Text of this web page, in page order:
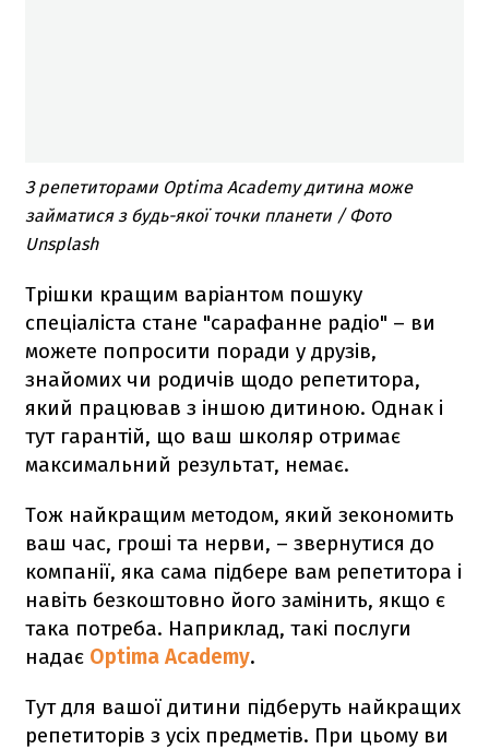
З репетиторами Optima Academy дитина може
займатися з будь-якої точки планети / Фото
Unsplash
Трішки кращим варіантом пошуку
спеціаліста стане "сарафанне радіо" – ви
можете попросити поради у друзів,
знайомих чи родичів щодо репетитора,
який працював з іншою дитиною. Однак і
тут гарантій, що ваш школяр отримає
максимальний результат, немає.
Тож найкращим методом, який зекономить
ваш час, гроші та нерви, – звернутися до
компанії, яка сама підбере вам репетитора і
навіть безкоштовно його замінить, якщо є
така потреба. Наприклад, такі послуги
надає Optima Academy.
Тут для вашої дитини підберуть найкращих
репетиторів з усіх предметів. При цьому ви